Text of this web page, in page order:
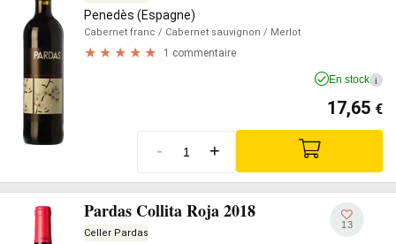
Penedès (Espagne)
Cabernet franc / Cabernet sauvignon / Merlot
1 commentaire
En stock i
17,65 €
- +
Pardas Collita Roja 2018
Celler Pardas
13